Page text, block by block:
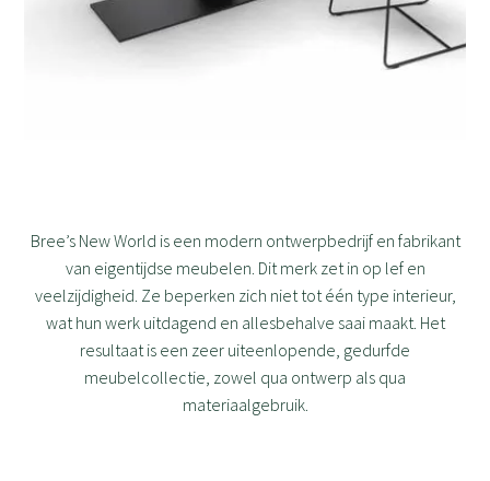
Bree’s New World is een modern ontwerpbedrijf en fabrikant
van eigentijdse meubelen. Dit merk zet in op lef en
veelzijdigheid. Ze beperken zich niet tot één type interieur,
wat hun werk uitdagend en allesbehalve saai maakt. Het
resultaat is een zeer uiteenlopende, gedurfde
meubelcollectie, zowel qua ontwerp als qua
materiaalgebruik.